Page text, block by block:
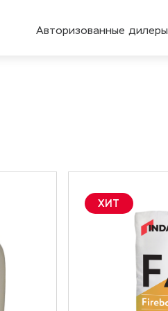
Авторизoванные дилеры
ХИТ